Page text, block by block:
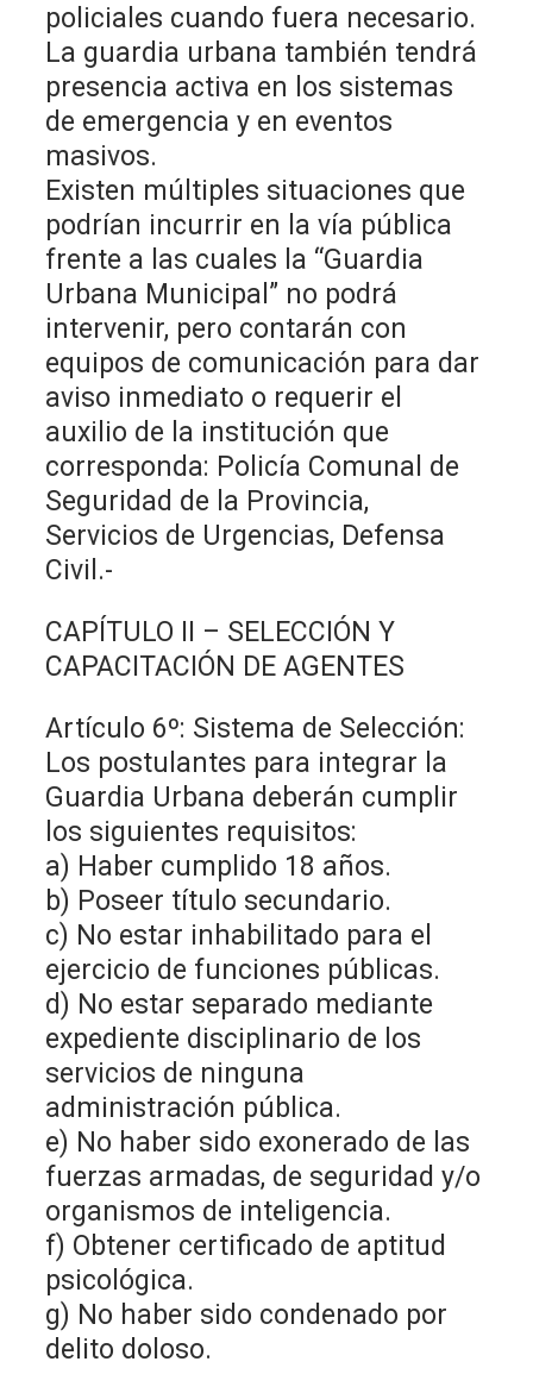
policiales cuando fuera necesario.
La guardia urbana también tendrá
presencia activa en los sistemas
de emergencia y en eventos
masivos.
Existen múltiples situaciones que
podrían incurrir en la vía pública
frente a las cuales la “Guardia
Urbana Municipal” no podrá
intervenir, pero contarán con
equipos de comunicación para dar
aviso inmediato o requerir el
auxilio de la institución que
corresponda: Policía Comunal de
Seguridad de la Provincia,
Servicios de Urgencias, Defensa
Civil.-
CAPÍTULO II – SELECCIÓN Y
CAPACITACIÓN DE AGENTES
Artículo 6º: Sistema de Selección:
Los postulantes para integrar la
Guardia Urbana deberán cumplir
los siguientes requisitos:
a) Haber cumplido 18 años.
b) Poseer título secundario.
c) No estar inhabilitado para el
ejercicio de funciones públicas.
d) No estar separado mediante
expediente disciplinario de los
servicios de ninguna
administración pública.
e) No haber sido exonerado de las
fuerzas armadas, de seguridad y/o
organismos de inteligencia.
f) Obtener certificado de aptitud
psicológica.
g) No haber sido condenado por
delito doloso.